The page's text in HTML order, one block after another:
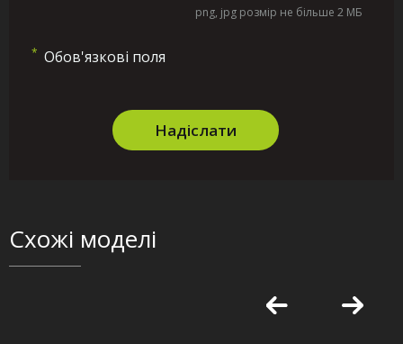
png, jpg розмір не більше 2 МБ
* Обов'язкові поля
Надіслати
Схожі моделі